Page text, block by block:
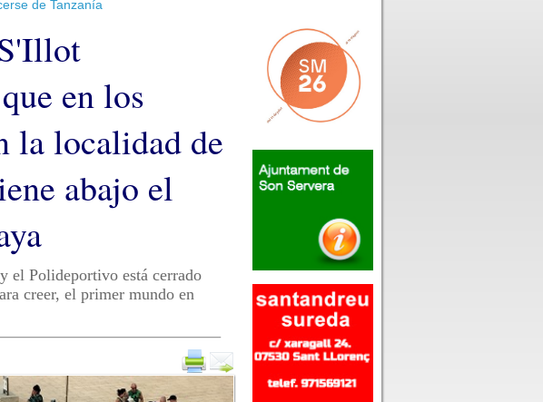
de Tanzanía
en los
la localidad de
abajo el
el Polideportivo está cerrado
creer, el primer mundo en